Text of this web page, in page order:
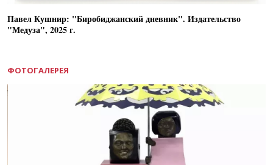
Павел Кушнир: "Биробиджанский дневник". Издательство
"Медуза", 2025 г.
ФОТОГАЛЕРЕЯ